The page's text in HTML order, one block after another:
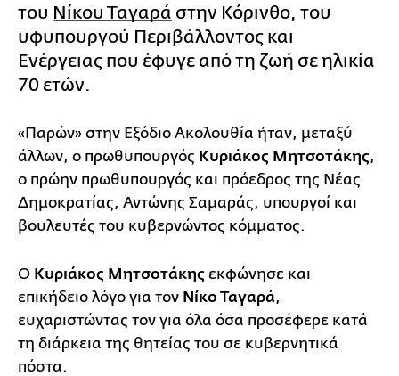
του Νίκου Ταγαρά στην Κόρινθο, του
υφυπουργού Περιβάλλοντος και
Ενέργειας που έφυγε από τη ζωή σε ηλικία
70 ετών.
«Παρών» στην Εξόδιο Ακολουθία ήταν, μεταξύ
άλλων, ο πρωθυπουργός Κυριάκος Μητσοτάκης,
ο πρώην πρωθυπουργός και πρόεδρος της Νέας
Δημοκρατίας, Αντώνης Σαμαράς, υπουργοί και
βουλευτές του κυβερνώντος κόμματος.
Ο Κυριάκος Μητσοτάκης εκφώνησε και
επικήδειο λόγο για τον Νίκο Ταγαρά,
ευχαριστώντας τον για όλα όσα προσέφερε κατά
τη διάρκεια της θητείας του σε κυβερνητικά
πόστα.